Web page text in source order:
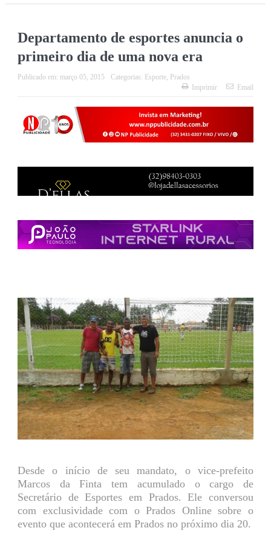
Departamento de esportes anuncia o
primeiro dia de uma nova era
Publicado em: março 05, 2015 Categorias: Esporte, Prados
Imprimir
Email
Desde o início de seu mandato, o vice-prefeito
Marcos da Finta tem acumulado o cargo de
Secretário de Esportes em Prados. Ele conversou
com exclusividade com o Prados Online sobre o
evento que acontecerá em Prados no próximo dia 20.